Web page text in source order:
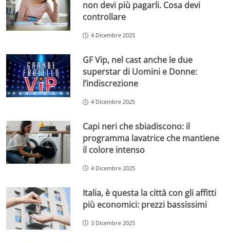
non devi più pagarli. Cosa devi
controllare
4 Dicembre 2025
GF Vip, nel cast anche le due
superstar di Uomini e Donne:
l’indiscrezione
4 Dicembre 2025
Capi neri che sbiadiscono: il
programma lavatrice che mantiene
il colore intenso
4 Dicembre 2025
Italia, è questa la città con gli affitti
più economici: prezzi bassissimi
3 Dicembre 2025